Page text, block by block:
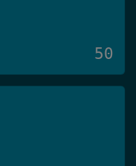
50